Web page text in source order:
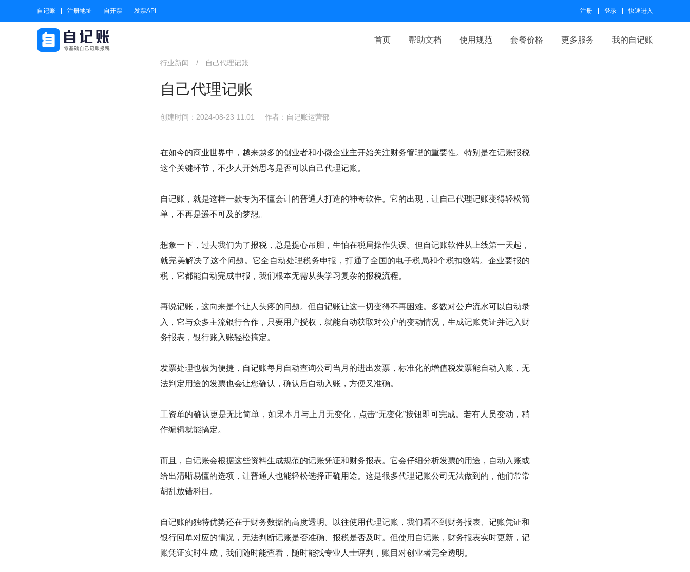
自记账 注册地址 自开票 发票API 注册 登录 快速进入
首页 帮助文档 使用规范 套餐价格 更多服务 我的自记账
行业新闻 / 自己代理记账
自己代理记账
创建时间：2024-08-23 11:01 作者：自记账运营部
在如今的商业世界中，越来越多的创业者和小微企业主开始关注财务管理的重要性。特别是在记账报税
这个关键环节，不少人开始思考是否可以自己代理记账。
自记账，就是这样一款专为不懂会计的普通人打造的神奇软件。它的出现，让自己代理记账变得轻松简
单，不再是遥不可及的梦想。
想象一下，过去我们为了报税，总是提心吊胆，生怕在税局操作失误。但自记账软件从上线第一天起，
就完美解决了这个问题。它全自动处理税务申报，打通了全国的电子税局和个税扣缴端。企业要报的
税，它都能自动完成申报，我们根本无需从头学习复杂的报税流程。
再说记账，这向来是个让人头疼的问题。但自记账让这一切变得不再困难。多数对公户流水可以自动录
入，它与众多主流银行合作，只要用户授权，就能自动获取对公户的变动情况，生成记账凭证并记入财
务报表，银行账入账轻松搞定。
发票处理也极为便捷，自记账每月自动查询公司当月的进出发票，标准化的增值税发票能自动入账，无
法判定用途的发票也会让您确认，确认后自动入账，方便又准确。
工资单的确认更是无比简单，如果本月与上月无变化，点击“无变化”按钮即可完成。若有人员变动，稍
作编辑就能搞定。
而且，自记账会根据这些资料生成规范的记账凭证和财务报表。它会仔细分析发票的用途，自动入账或
给出清晰易懂的选项，让普通人也能轻松选择正确用途。这是很多代理记账公司无法做到的，他们常常
胡乱放错科目。
自记账的独特优势还在于财务数据的高度透明。以往使用代理记账，我们看不到财务报表、记账凭证和
银行回单对应的情况，无法判断记账是否准确、报税是否及时。但使用自记账，财务报表实时更新，记
账凭证实时生成，我们随时能查看，随时能找专业人士评判，账目对创业者完全透明。